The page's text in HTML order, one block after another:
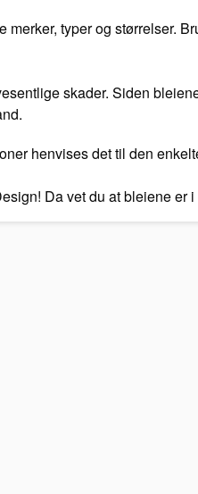
typer og størrelser.
skader. Siden
henvises det til den
Da vet du at bleiene